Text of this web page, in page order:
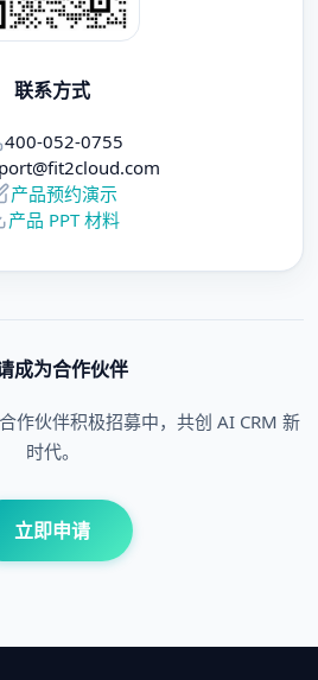
联系方式
400-052-0755
产品预约演示
产品 PPT 材料
成为合作伙伴
作伙伴积极招募中，共创 AI CRM 新
时代。
立即申请